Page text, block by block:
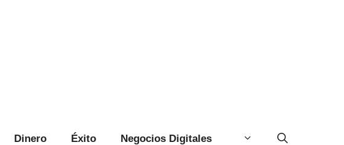
Dinero Éxito Negocios Digitales